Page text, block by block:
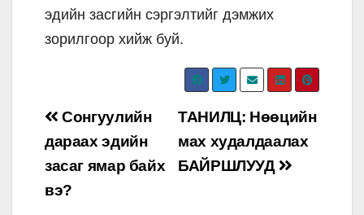
эдийн засгийн сэргэлтийг дэмжих
зорилгоор хийж буй.
Post
navigation
ТАНИЛЦ: Нөөцийн
мах худалдаалах
БАЙРШЛУУД
Сонгуулийн
дараах эдийн
засаг ямар байх
вэ?